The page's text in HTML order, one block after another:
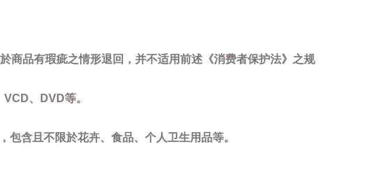
商品有瑕疵之情形退回，并不适用前述《消费者保护法》之规
、DVD等。
含且不限於花卉、食品、个人卫生用品等。